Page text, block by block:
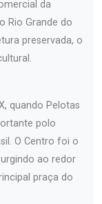
da
Rio Grande do
preservada, o
quando Pelotas
polo
O Centro foi o
ao redor
praça do